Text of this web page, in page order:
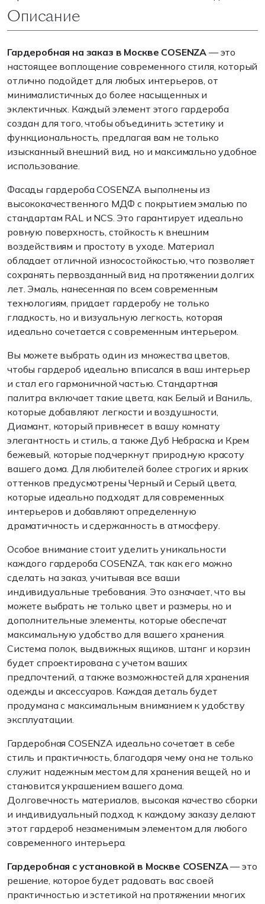
Описание
Гардеробная на заказ в Москве COSENZA — это
настоящее воплощение современного стиля, который
отлично подойдет для любых интерьеров, от
минималистичных до более насыщенных и
эклектичных. Каждый элемент этого гардероба
создан для того, чтобы объединить эстетику и
функциональность, предлагая вам не только
изысканный внешний вид, но и максимально удобное
использование.
Фасады гардероба COSENZA выполнены из
высококачественного МДФ с покрытием эмалью по
стандартам RAL и NCS. Это гарантирует идеально
ровную поверхность, стойкость к внешним
воздействиям и простоту в уходе. Материал
обладает отличной износостойкостью, что позволяет
сохранять первозданный вид на протяжении долгих
лет. Эмаль, нанесенная по всем современным
технологиям, придает гардеробу не только
гладкость, но и визуальную легкость, которая
идеально сочетается с современным интерьером.
Вы можете выбрать один из множества цветов,
чтобы гардероб идеально вписался в ваш интерьер
и стал его гармоничной частью. Стандартная
палитра включает такие цвета, как Белый и Ваниль,
которые добавляют легкости и воздушности,
Диамант, который привнесет в вашу комнату
элегантность и стиль, а также Дуб Небраска и Крем
бежевый, которые подчеркнут природную красоту
вашего дома. Для любителей более строгих и ярких
оттенков предусмотрены Черный и Серый цвета,
которые идеально подходят для современных
интерьеров и добавляют определенную
драматичность и сдержанность в атмосферу.
Особое внимание стоит уделить уникальности
каждого гардероба COSENZA, так как его можно
сделать на заказ, учитывая все ваши
индивидуальные требования. Это означает, что вы
можете выбрать не только цвет и размеры, но и
дополнительные элементы, которые обеспечат
максимальную удобство для вашего хранения.
Система полок, выдвижных ящиков, штанг и корзин
будет спроектирована с учетом ваших
предпочтений, а также возможностей для хранения
одежды и аксессуаров. Каждая деталь будет
продумана с максимальным вниманием к удобству
эксплуатации.
Гардеробная COSENZA идеально сочетает в себе
стиль и практичность, благодаря чему она не только
служит надежным местом для хранения вещей, но и
становится украшением вашего дома.
Долговечность материалов, высокая качество сборки
и индивидуальный подход к каждому заказу делают
этот гардероб незаменимым элементом для любого
современного интерьера.
Гардеробная с установкой в Москве COSENZA— это
решение, которое будет радовать вас своей
практичностью и эстетикой на протяжении многих